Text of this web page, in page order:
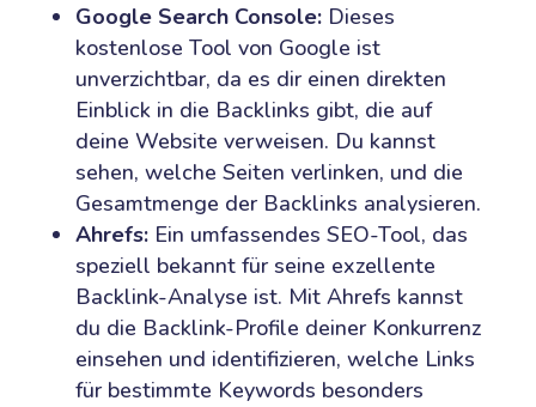
Google Search Console:Dieses
kostenlose Tool von Google ist
unverzichtbar, da es dir einen direkten
Einblick in die Backlinks gibt, die auf
deine Website verweisen. Du kannst
sehen, welche Seiten verlinken, und die
Gesamtmenge der Backlinks analysieren.
Ahrefs:Ein umfassendes SEO-Tool, das
speziell bekannt für seine exzellente
Backlink-Analyse ist. Mit Ahrefs kannst
du die Backlink-Profile deiner Konkurrenz
einsehen und identifizieren, welche Links
für bestimmte Keywords besonders